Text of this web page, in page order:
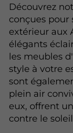
Découvrez
conçues
extérieur aux
élégants
les meubles
style à votre
sont
plein air
eux, offrent
contre le